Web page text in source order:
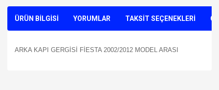
ÜRÜN BİLGİSİ YORUMLAR TAKSİT SEÇENEKLERİ
ARKA KAPI GERGİSİ FİESTA 2002/2012 MODEL ARASI